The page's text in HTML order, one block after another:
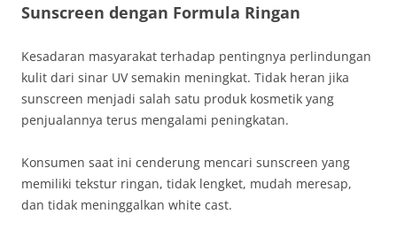
Sunscreen dengan Formula Ringan
Kesadaran masyarakat terhadap pentingnya perlindungan
kulit dari sinar UV semakin meningkat. Tidak heran jika
sunscreen menjadi salah satu produk kosmetik yang
penjualannya terus mengalami peningkatan.
Konsumen saat ini cenderung mencari sunscreen yang
memiliki tekstur ringan, tidak lengket, mudah meresap,
dan tidak meninggalkan white cast.